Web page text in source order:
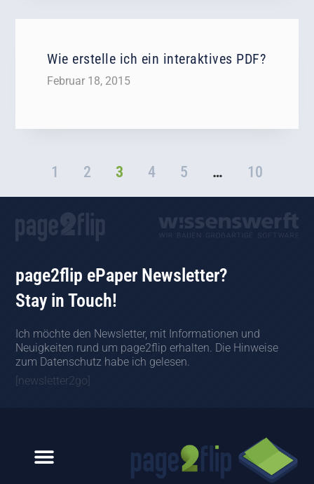
Wie erstelle ich ein interaktives PDF?
Februar 18, 2015
1 2 3 4 5 … 10
page2flip ePaper Newsletter?
Stay in Touch!
Ich möchte den Newsletter, mit Informationen und
Neuigkeiten rund um page2flip erhalten. Die Hinweise
zum Datenschutz habe ich gelesen.
[newsletter2go]